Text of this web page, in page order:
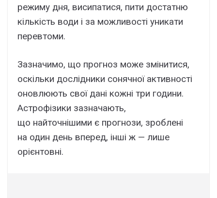
режиму дня, висипатися, пити достатню
кількість води і за можливості уникати
перевтоми.
Зазначимо, що прогноз може змінитися,
оскільки дослідники сонячної активності
оновлюють свої дані кожні три години.
Астрофізики зазначають,
що найточнішими є прогнози, зроблені
на один день вперед, інші ж — лише
орієнтовні.